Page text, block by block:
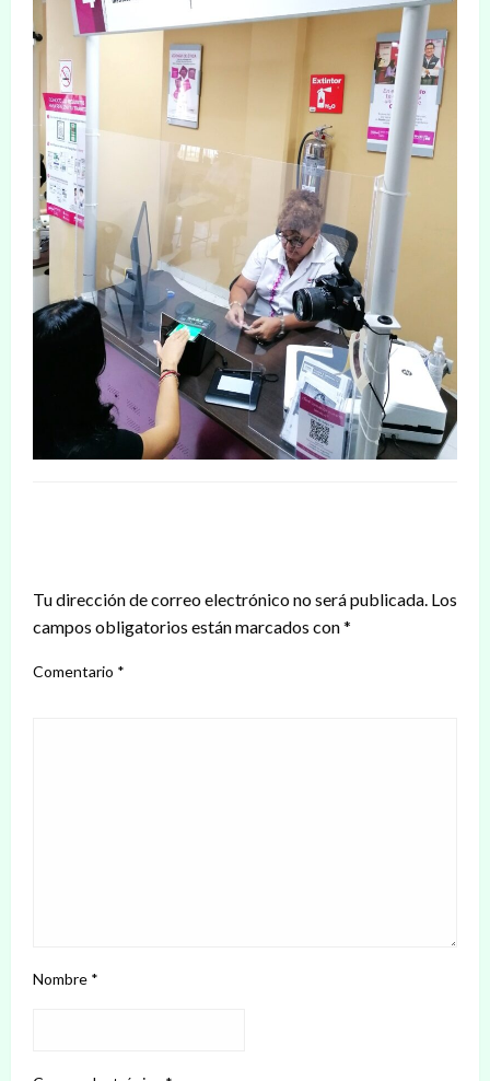
Tu dirección de correo electrónico no será publicada. Los
campos obligatorios están marcados con*
Comentario *
Nombre *